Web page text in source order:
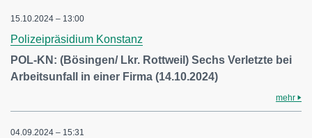
15.10.2024 – 13:00
Polizeipräsidium Konstanz
POL-KN: (Bösingen/ Lkr. Rottweil) Sechs Verletzte bei
Arbeitsunfall in einer Firma (14.10.2024)
mehr
04.09.2024 – 15:31